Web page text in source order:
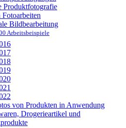
Produktfotografie
Bildbearbeitung
Arbeitsbeispiele
von Produkten in Anwendung
Drogerieartikel und